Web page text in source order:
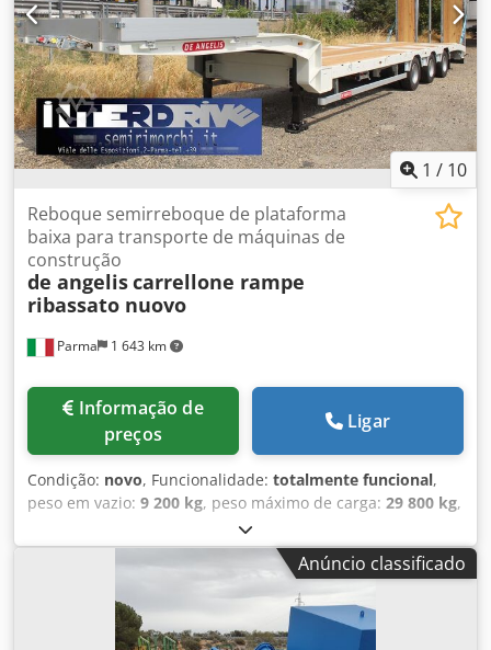
1 / 10
Parma 1 643 km
Reboque semirreboque de plataforma
baixa para transporte de máquinas de
construção
de angeliscarrellone rampe
ribassato nuovo
preços
Ligar
Condição: novo, Funcionalidade: totalmente funcional,
peso em vazio: 9 200 kg, peso máximo de carga: 29 800 kg,
, configuração de eixo:
comprimento do espaço de carga:10 000 mm, largura do
espaço de carga:
2 550 mm
, altura do espaço de carga:
, comprimento total:13 700 mm , largura total:
, suspensão: , tamanho do pneu:245.70 R
branco, travão de reboque: reboque com freio
Anúncio classificado